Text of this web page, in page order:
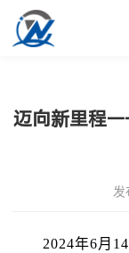
迈向新里程
2024年6月